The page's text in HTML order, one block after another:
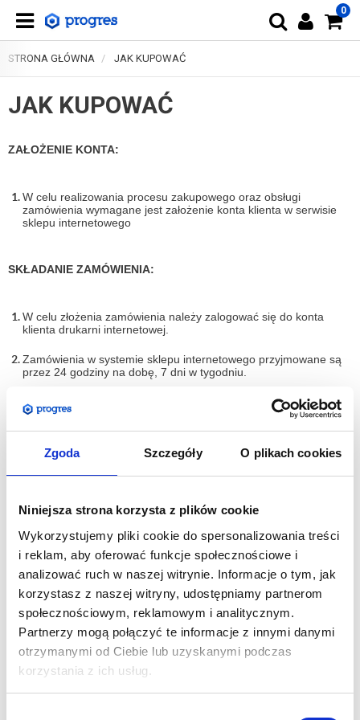
Zgoda Szczegóły O plikach cookies
Niniejsza strona korzysta z plików cookie
Wykorzystujemy pliki cookie do spersonalizowania treści
i reklam, aby oferować funkcje społecznościowe i
analizować ruch w naszej witrynie. Informacje o tym, jak
korzystasz z naszej witryny, udostępniamy partnerom
społecznościowym, reklamowym i analitycznym.
Partnerzy mogą połączyć te informacje z innymi danymi
otrzymanymi od Ciebie lub uzyskanymi podczas
korzystania z ich usług.
0
STRONA GŁÓWNA JAK KUPOWAĆ
JAK KUPOWAĆ
ZAŁOŻENIE KONTA:
W celu realizowania procesu zakupowego oraz obsługi
zamówienia wymagane jest założenie konta klienta w serwisie
sklepu internetowego
SKŁADANIE ZAMÓWIENIA:
W celu złożenia zamówienia należy zalogować się do konta
klienta drukarni internetowej.
Zamówienia w systemie sklepu internetowego przyjmowane są
przez 24 godziny na dobę, 7 dni w tygodniu.
Czas realizacji zlecenia każdorazowo liczony jest od momentu
akceptacji plików projektowych niezbędnych do poprawnej
Akceptowane przez sklep internetowy formy płatności są
składania zamówienia.
W zależności od parametrów zamówienia obsługiwane formy
płatności to:
przelewy24.pl
Przelew na konto